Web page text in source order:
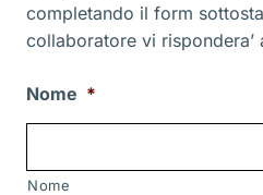
completando il form
collaboratore vi rispondera’
Nome *
Nome